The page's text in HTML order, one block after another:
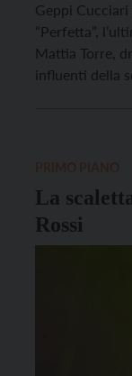
Geppi
“Perfetta”,
Mattia Torre,
influenti della
La
Rossi